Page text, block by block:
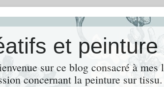
sur ce blog consacré à
concernant la peinture sur tissu.